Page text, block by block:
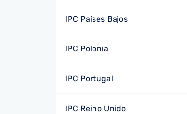
IPC Países Bajos
IPC Polonia
IPC Portugal
IPC Reino Unido